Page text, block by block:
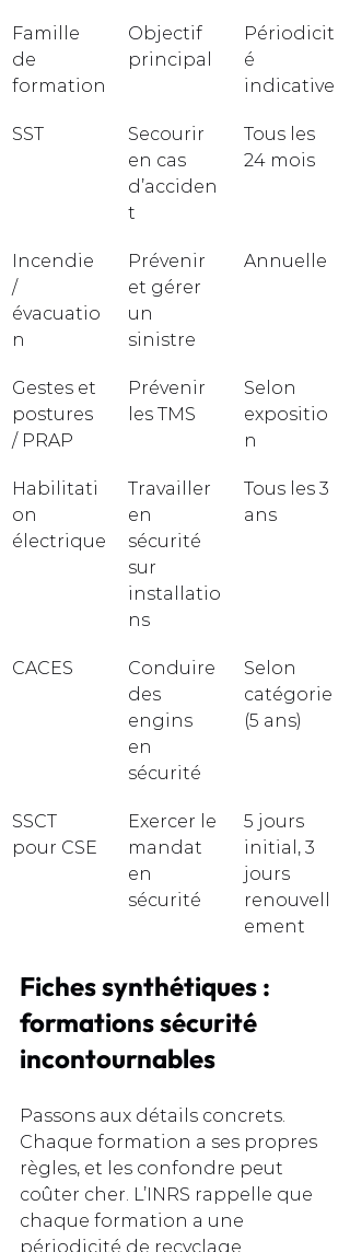
Famille
de
formation
Objectif
principal
Périodicit
é
indicative
SST
Secourir
en cas
d’acciden
t
Tous les
24 mois
Incendie
/
évacuatio
n
Prévenir
et gérer
un
sinistre
Annuelle
Gestes et
postures
/ PRAP
Prévenir
les TMS
Selon
expositio
n
Habilitati
on
électrique
Travailler
en
sécurité
sur
installatio
ns
Tous les 3
ans
CACES
Conduire
des
engins
en
sécurité
Selon
catégorie
(5 ans)
SSCT
pour CSE
Exercer le
mandat
en
sécurité
5 jours
initial, 3
jours
renouvell
ement
Fiches synthétiques :
formations sécurité
incontournables
Passons aux détails concrets.
Chaque formation a ses propres
règles, et les confondre peut
coûter cher. L’INRS rappelle que
chaque formation a une
périodicité de recyclage